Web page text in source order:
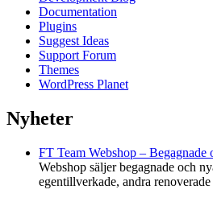
Documentation
Plugins
Suggest Ideas
Support Forum
Themes
WordPress Planet
Nyheter
FT Team Webshop – Begagnade
Webshop säljer begagnade och
egentillverkade, andra